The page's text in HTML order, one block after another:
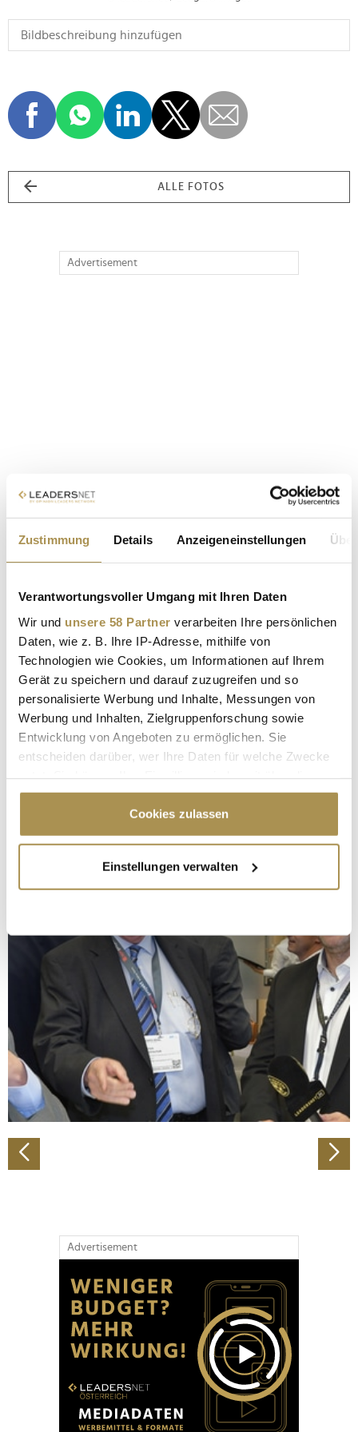
Zustimmung Details Anzeigeneinstellungen
Verantwortungsvoller Umgang mit Ihren Daten
Wir und unsere 58 Partner verarbeiten Ihre persönlichen
Daten, wie z. B. Ihre IP-Adresse, mithilfe von
Technologien wie Cookies, um Informationen auf Ihrem
Gerät zu speichern und darauf zuzugreifen und so
personalisierte Werbung und Inhalte, Messungen von
Werbung und Inhalten, Zielgruppenforschung sowie
Entwicklung von Angeboten zu ermöglichen. Sie
entscheiden darüber, wer Ihre Daten für welche Zwecke
Cookie-Erklärung oder durch Klicken auf das Privacy
Trigger Symbol ändern oder widerrufen
Informationen über Ihre geografische Lage
erfassen, welche bis auf einige Meter genau sein
bestimmten Merkmalen (Fingerprinting) identifizieren
Erfahren Sie mehr darüber, wie Ihre persönlichen Daten
verarbeitet werden, und legen Sie Ihre Präferenzen im
Abschnitt Einzelheitenfest.
Wir verwenden Cookies, um Inhalte und Anzeigen zu
personalisieren, Funktionen für soziale Medien anbieten
zu können und die Zugriffe auf unsere Website zu
analysieren. Außerdem geben wir Informationen zu Ihrer
Verwendung unserer Website an unsere Partner für
soziale Medien, Werbung und Analysen weiter. Unsere
Partner führen diese Informationen möglicherweise mit
Cookies zulassen
Einstellungen verwalten
ALLE FOTOS
Advertisement
Advertisement